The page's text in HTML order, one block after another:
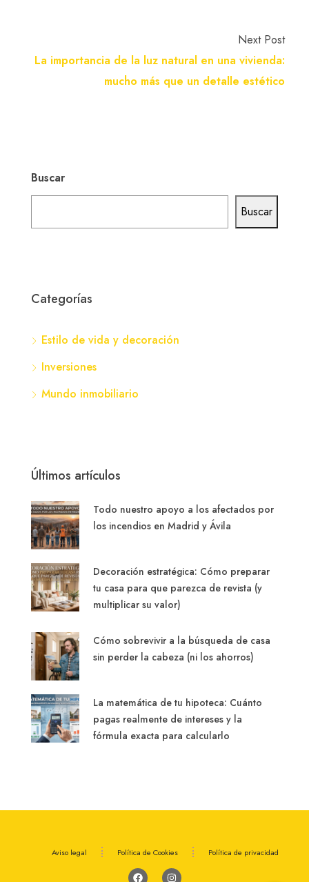
Next Post
La importancia de la luz natural en una vivienda:
mucho más que un detalle estético
Buscar
Buscar
Categorías
Estilo de vida y decoración
Inversiones
Mundo inmobiliario
Últimos artículos
Todo nuestro apoyo a los afectados por
los incendios en Madrid y Ávila
Decoración estratégica: Cómo preparar
tu casa para que parezca de revista (y
multiplicar su valor)
Cómo sobrevivir a la búsqueda de casa
sin perder la cabeza (ni los ahorros)
La matemática de tu hipoteca: Cuánto
pagas realmente de intereses y la
fórmula exacta para calcularlo
Aviso legal Política de Cookies Política de privacidad